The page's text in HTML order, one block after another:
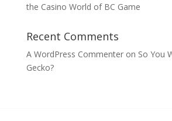
the Casino World of BC Game
Recent Comments
A WordPress Commenteron So You
Gecko?